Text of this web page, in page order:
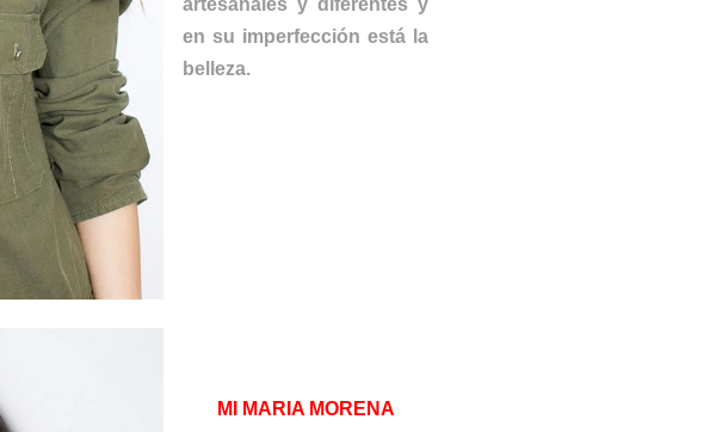
artesanales y diferentes y
en su imperfección está la
belleza.
MI MARIA MORENA